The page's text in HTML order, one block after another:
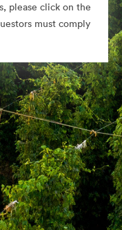
please click on the
must comply